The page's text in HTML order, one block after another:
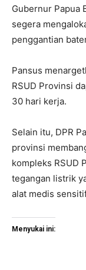
Gubernur Papua
segera
penggantian
Pansus
RSUD Provinsi
30 hari kerja.
Selain itu, DPR
provinsi
kompleks RSUD
tegangan listrik
alat medis
Menyukai ini: